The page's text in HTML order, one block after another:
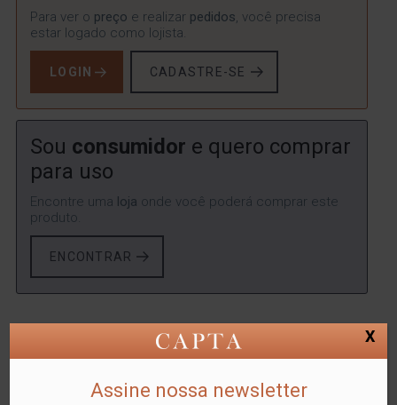
Para ver o preço e realizar pedidos, você precisa
estar logado como lojista.
LOGIN CADASTRE-SE
Sou consumidor e quero comprar
para uso
Encontre uma loja onde você poderá comprar este
produto.
ENCONTRAR
Categorias: FRUTEIRAS E CENTROS DE
Assine nossa newsletter
X